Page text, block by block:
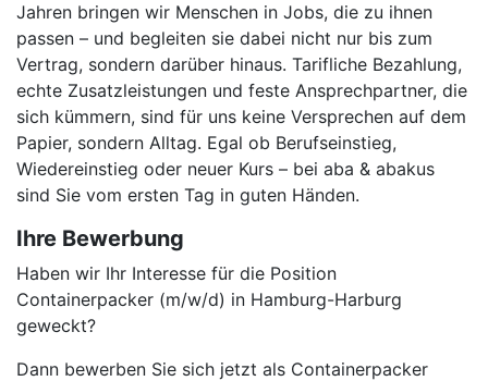
Jahren bringen wir Menschen in Jobs, die zu ihnen
passen – und begleiten sie dabei nicht nur bis zum
Vertrag, sondern darüber hinaus. Tarifliche Bezahlung,
echte Zusatzleistungen und feste Ansprechpartner, die
sich kümmern, sind für uns keine Versprechen auf dem
Papier, sondern Alltag. Egal ob Berufseinstieg,
Wiedereinstieg oder neuer Kurs – bei aba & abakus
sind Sie vom ersten Tag in guten Händen.
Ihre Bewerbung
Haben wir Ihr Interesse für die Position
Containerpacker (m/w/d) in Hamburg-Harburg
geweckt?
Dann bewerben Sie sich jetzt als Containerpacker